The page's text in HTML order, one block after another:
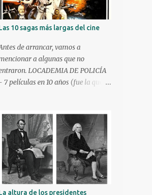
10 sagas más largas del cine
de arrancar, vamos a
a algunas que no
LOCADEMIA DE POLICÍA
7 películas en 10 años (fue la que
ROCKY - 8 películas en 42 años LA
PANTERA ROSA - 8 películas en 45
años PESADILLA - 9 películas en 26
años HALLOWEEN - 10 películas en
31 años VIERNES 13 - 12 películas en
29 años. Y ahora así, arrancamos.
POSICIÓN 10. STAR WARS - 12
altura de los presidentes